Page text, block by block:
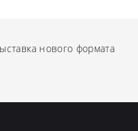
нового формата